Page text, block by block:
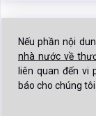
Nếu phần nội
nhà nước về
liên quan đến vi
báo cho chúng tôi